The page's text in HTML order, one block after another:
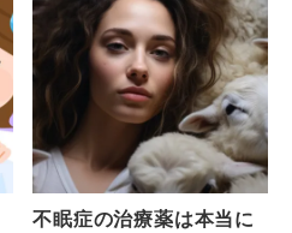
不眠症の治療薬は本当に